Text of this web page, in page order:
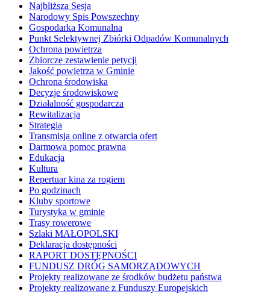
Najbliższa Sesja
Narodowy Spis Powszechny
Gospodarka Komunalna
Punkt Selektywnej Zbiórki Odpadów Komunalnych
Ochrona powietrza
Zbiorcze zestawienie petycji
Jakość powietrza w Gminie
Ochrona środowiska
Decyzje środowiskowe
Działalność gospodarcza
Rewitalizacja
Strategia
Transmisja online z otwarcia ofert
Darmowa pomoc prawna
Edukacja
Kultura
Repertuar kina za rogiem
Po godzinach
Kluby sportowe
Turystyka w gminie
Trasy rowerowe
Szlaki MAŁOPOLSKI
Deklaracja dostępności
RAPORT DOSTĘPNOŚCI
FUNDUSZ DRÓG SAMORZĄDOWYCH
Projekty realizowane ze środków budżetu państwa
Projekty realizowane z Funduszy Europejskich